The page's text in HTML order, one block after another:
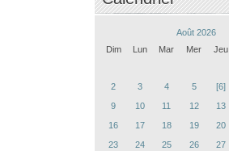
Août 2026
Dim
Lun Mar Mer Jeu
2
3 4 5 [6]
9
10 11 12 13
16
17 18 19 20
23
24 25 26 27